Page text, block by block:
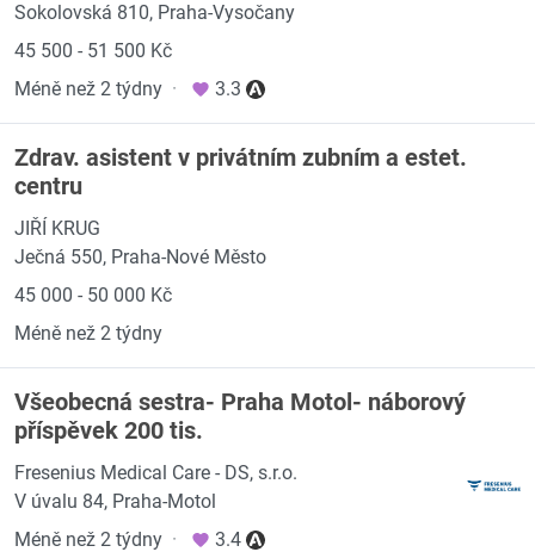
Sokolovská 810, Praha-Vysočany
45 500 - 51 500 Kč
Méně než 2 týdny · 3.3
Zdrav. asistent v privátním zubním a estet.
centru
JIŘÍ KRUG
Ječná 550, Praha-Nové Město
45 000 - 50 000 Kč
Méně než 2 týdny
Všeobecná sestra- Praha Motol- náborový
příspěvek 200 tis.
Fresenius Medical Care - DS, s.r.o.
V úvalu 84, Praha-Motol
Méně než 2 týdny · 3.4